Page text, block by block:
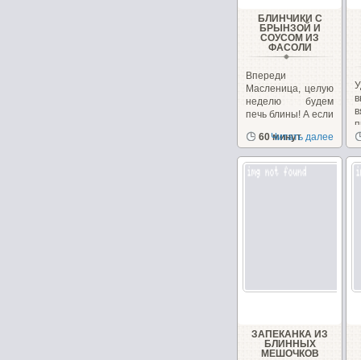
БЛИНЧИКИ С
БРЫНЗОЙ И
СОУСОМ ИЗ
ФАСОЛИ
Впереди
Масленица, целую
неделю будем
печь блины! А если
традиционные...
60 минут
Читать далее
ЗАПЕКАНКА ИЗ
БЛИННЫХ
МЕШОЧКОВ